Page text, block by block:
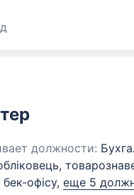
должности:
офісу, еще 5